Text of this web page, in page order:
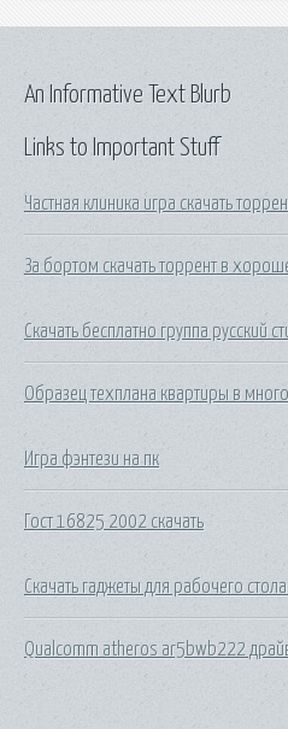
Links to Important Stuff
Частная клиника игра скачать
За бортом скачать торрент в
Скачать бесплатно группа русский
Образец техплана квартиры в
Игра фэнтези на пк
Гост 16825 2002 скачать
Скачать гаджеты для рабочего
Qualcomm atheros ar5bwb222
An Informative Text Blurb